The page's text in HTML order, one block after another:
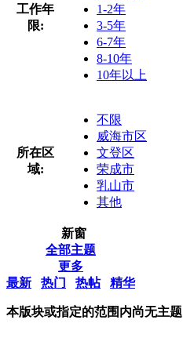
工作年
限:
1-2年
3-5年
6-7年
8-10年
10年以上
所在区
域:
不限
威海市区
文登区
荣成市
乳山市
其他
新窗
全部主题
更多
最新
热门 热帖 精华
本版块或指定的范围内尚无主题